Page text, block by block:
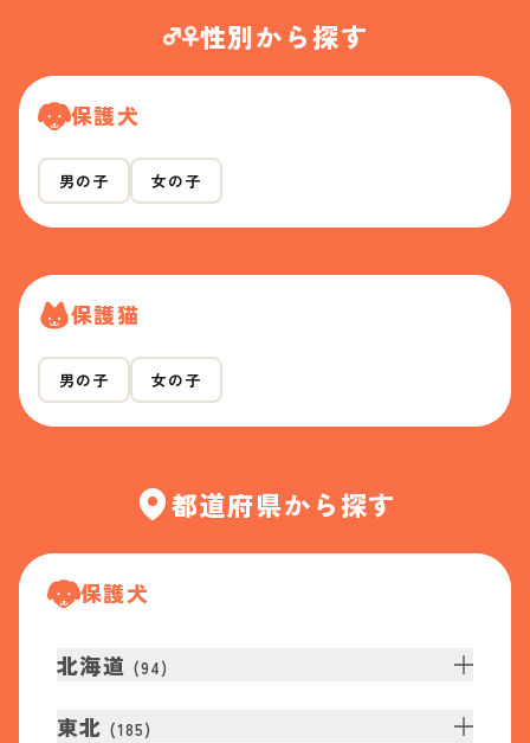
性別から探す
保護犬
男の子 女の子
保護猫
男の子 女の子
都道府県から探す
保護犬
北海道 (94)
東北 (185)